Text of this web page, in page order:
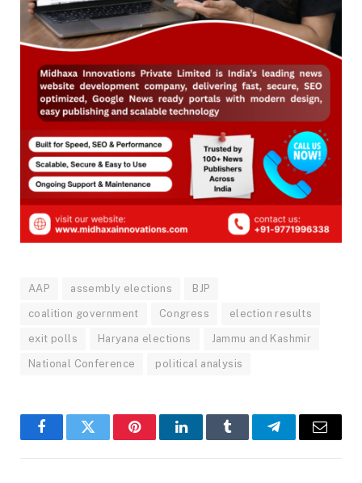
AAP assembly elections BJP
coalition government Congress election results
exit polls Haryana elections Jammu and Kashmir
National Conference political analysis
FacebookTwitter PinterestLinkedInTumblr TelegramEmail